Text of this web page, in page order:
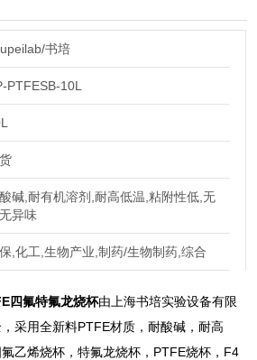
书培
PTFESB-10L
碱,耐有机溶剂,耐高低温,粘附性低,无
异味
,化工,生物产业,制药/生物制药,综合
四氟特氟龙烧杯由上海书培实验设备有限
采用全新料PTFE材质，耐酸碱，耐高
乙烯烧杯，特氟龙烧杯，PTFE烧杯，F4